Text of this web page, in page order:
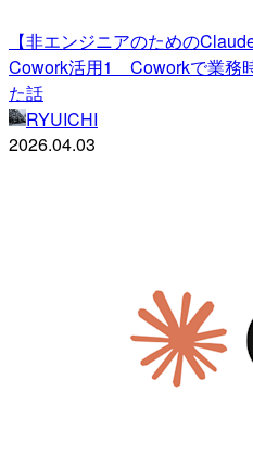
【非エンジニアのための
Cowork活用1 Coworkで業務
た話
RYUICHI
2026.04.03